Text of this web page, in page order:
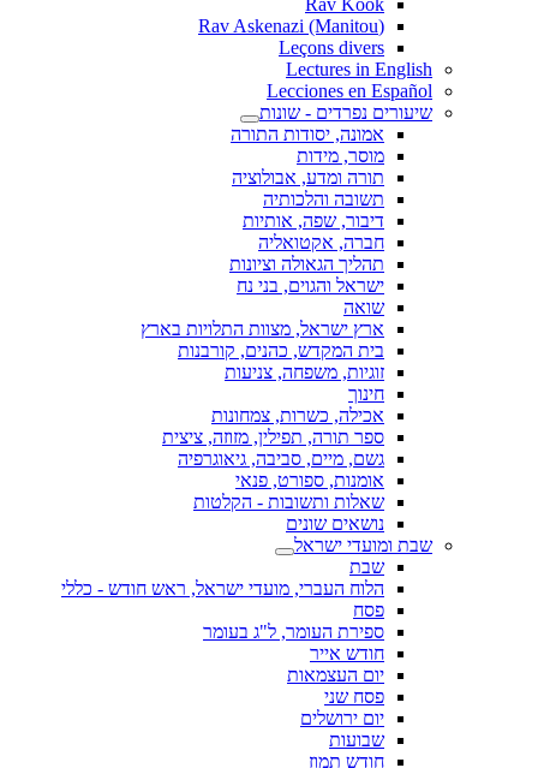
Rav Kook
(Rav Askenazi (Manitou
Leçons divers
Lectures in English
Lecciones en Español
שיעורים נפרדים - שונות
אמונה, יסודות התורה
מוסר, מידות
תורה ומדע, אבולוציה
תשובה והלכותיה
דיבור, שפה, אותיות
חברה, אקטואליה
תהליך הגאולה וציונות
ישראל והגוים, בני נח
שואה
ארץ ישראל, מצוות התלויות בארץ
בית המקדש, כהנים, קורבנות
זוגיות, משפחה, צניעות
חינוך
אכילה, כשרות, צמחונות
ספר תורה, תפילין, מזוזה, ציצית
גשם, מיים, סביבה, גיאוגרפיה
אומנות, ספורט, פנאי
שאלות ותשובות - הקלטות
נושאים שונים
שבת ומועדי ישראל
שבת
הלוח העברי, מועדי ישראל, ראש חודש - כללי
פסח
ספירת העומר, ל"ג בעומר
חודש אייר
יום העצמאות
פסח שני
יום ירושלים
שבועות
חודש תמוז